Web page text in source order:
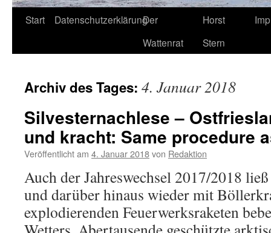
Start DatenschutzerklärungDer
Wattenrat
Horst
Stern
Archiv des Tages: 4. Januar 2018
Silvesternachlese –
und kracht: Same procedure
Veröffentlicht am 4. Januar 2018von Redaktion
Auch der Jahreswechsel 2017/2018
und darüber hinaus wieder mit
explodierenden Feuerwerksraketen